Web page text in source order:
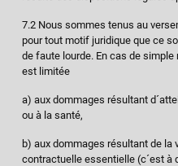
7.2 Nous sommes tenus au
pour tout motif juridique que ce
de faute lourde. En cas de
est limitée
a) aux dommages résultant
ou à la santé,
b) aux dommages résultant de la
contractuelle essentielle (c´est à